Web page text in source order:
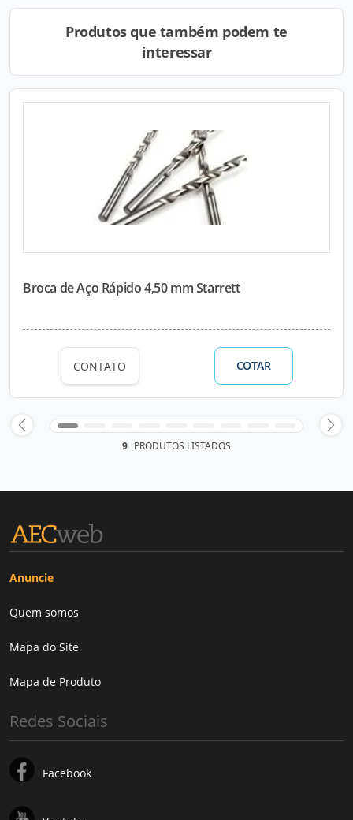
Produtos que também podem te
interessar
Broca de Aço Rápido 4,50 mm Starrett
CONTATO COTAR
9 PRODUTOS LISTADOS
Anuncie
Quem somos
Mapa do Site
Mapa de Produto
Redes Sociais
Facebook